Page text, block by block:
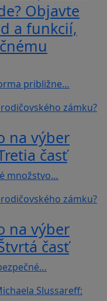
Objavte
a funkcií,
približne…
na výber
časť
množstvo…
na výber
časť